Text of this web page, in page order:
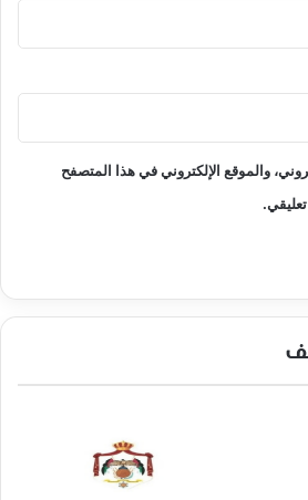
والموقع الإلكتروني في هذا المتصفح